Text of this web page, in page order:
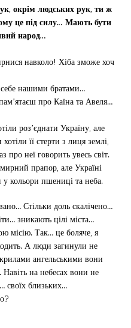
окрім людських рук, ти ж
це під силу… Мають бути
народ…
навколо! Хіба зможе хоч
нашими братами…
про Каїна та Авеля…
роз’єднати Україну, але
її стерти з лиця землі,
про неї говорить увесь світ.
прапор, але Україні
кольори пшениці та неба.
Стільки доль скалічено…
зникають цілі міста…
місію. Так… це боляче, я
А люди загинули не
ангельськими вони
на небесах вони не
своїх близьких…